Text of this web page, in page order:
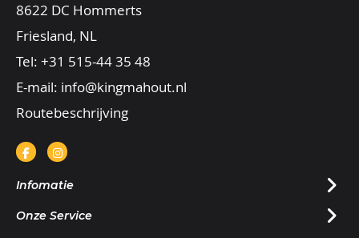
8622 DC Hommerts
Friesland, NL
Tel: +31 515-44 35 48
E-mail: info@kingmahout.nl
Routebeschrijving
Infomatie
Onze Service